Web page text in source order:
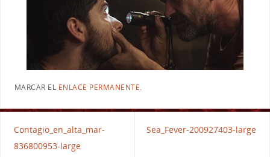
MARCAR EL ENLACE PERMANENTE.
Contagio_en_alta_mar-
836800953-large
Sea_Fever-200927403-large